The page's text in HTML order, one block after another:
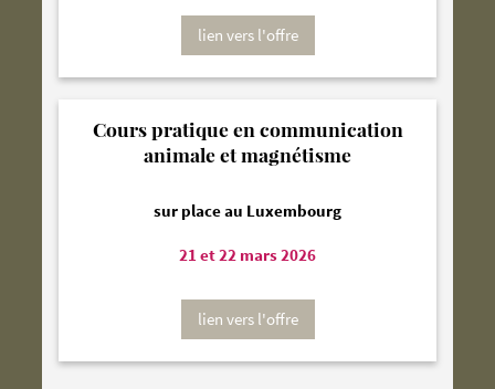
lien vers l'offre
Cours pratique en communication
animale et magnétisme
sur place au Luxembourg
21 et 22 mars 2026
lien vers l'offre